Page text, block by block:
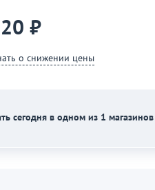
₽
о снижении цены
сегодня в одном из 1 магазинов